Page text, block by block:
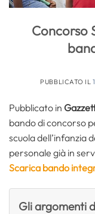
Concorso
PUBBLICATO IL
Pubblicato in
bando di concorso
scuola dell’infanzia
personale già in
Scarica bando
Gli argomenti